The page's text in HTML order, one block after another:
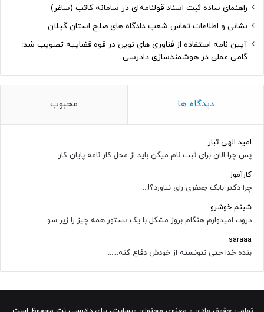
راهنمای ساده ثبت اسناد قولنامه‌ای در سامانه کاتب (ساغر)
نشانی و اطلاعات تماس شعب دادگاه های صلح استان گیلان
آیین نامه استفاده از فناوری های نوین در قوه قضاییه تصویب شد:
گامی عملی در هوشمندسازی دادرسی
دیدگاه ها محبوب
امید الهی تبار
پس چرا الان برای ثبت نام میگن باید از محل کار نامه پایان کار...
کارآموز
چرا دکتر بابک جعفری رای نیاورد؟!...
شبنم خوشرو
درود، امیدوارم هنگام بروز مشکل با یک دستور همه چیز را زیر سو...
saraaa
بنده خدا حتی نتونسته از خودش دفاع کنه......